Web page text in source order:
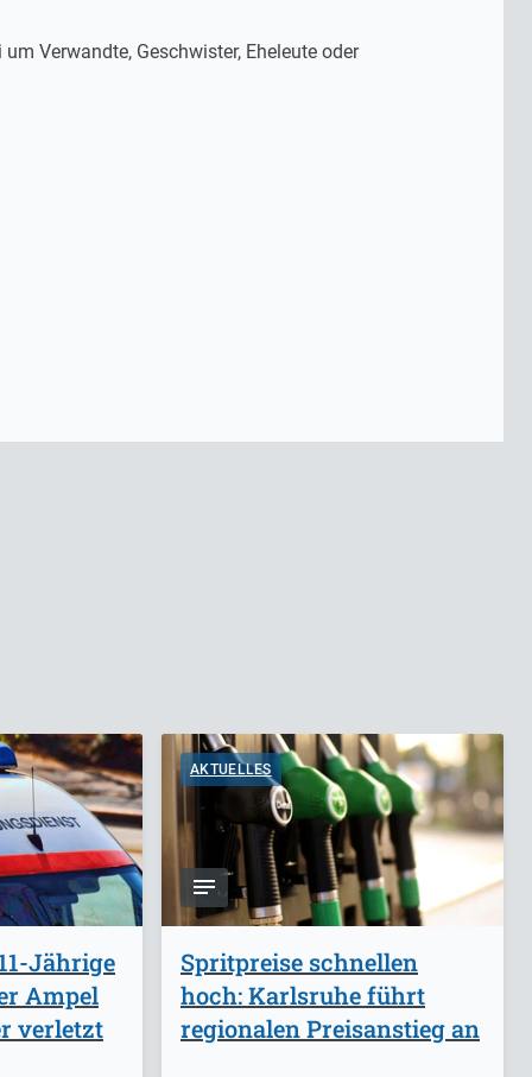
Verwandte, Geschwister, Eheleute oder
Jährige
Ampel
verletzt
AKTUELLES
Spritpreise schnellen
hoch: Karlsruhe führt
regionalen Preisanstieg an